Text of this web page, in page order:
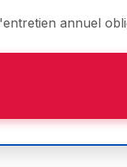
annuel